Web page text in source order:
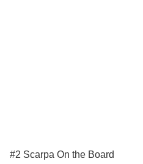
#2 Scarpa On the Board